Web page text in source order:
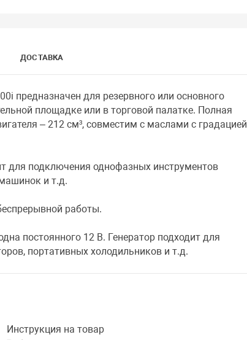
ДОСТАВКА
предназначен для резервного или основного
площадке или в торговой палатке. Полная
– 212 см³, совместим с маслами с градацией
для подключения однофазных инструментов
и т.д.
работы.
постоянного 12 В. Генератор подходит для
портативных холодильников и т.д.
Инструкция на товар